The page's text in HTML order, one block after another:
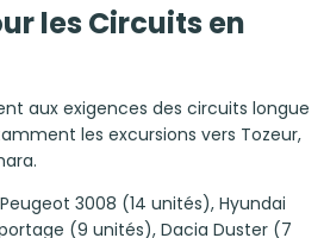
les Circuits en
aux exigences des circuits longue
les excursions vers Tozeur,
3008 (14 unités), Hyundai
(9 unités), Dacia Duster (7